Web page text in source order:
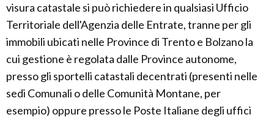
visura catastale si può richiedere in qualsiasi Ufficio
Territoriale dell'Agenzia delle Entrate, tranne per gli
immobili ubicati nelle Province di Trento e Bolzano la
cui gestione è regolata dalle Province autonome,
presso gli sportelli catastali decentrati (presenti nelle
sedi Comunali o delle Comunità Montane, per
esempio) oppure presso le Poste Italiane degli uffici